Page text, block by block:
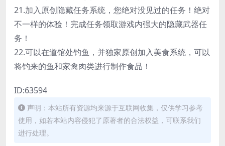
21.加入原创隐藏任务系统，您绝对没见过的任务！绝对
不一样的体验！完成任务领取游戏内强大的隐藏武器任
务！
22.可以在道馆处钓鱼，并独家原创加入美食系统，可以
将钓来的鱼和家禽肉类进行制作食品！
ID:63594
声明：本站所有资源均来源于互联网收集，仅供学习参考
使用，如若本站内容侵犯了原著者的合法权益，可联系我们
进行处理。